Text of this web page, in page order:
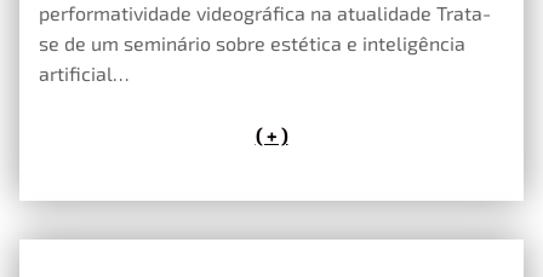
performatividade videográfica na atualidade Trata-
se de um seminário sobre estética e inteligência
artificial…
( + )